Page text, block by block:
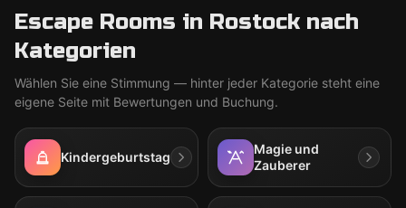
Escape Rooms in Rostock nach
Kategorien
Wählen Sie eine Stimmung — hinter jeder Kategorie steht eine
eigene Seite mit Bewertungen und Buchung.
Kindergeburtstag
Magie und
Zauberer